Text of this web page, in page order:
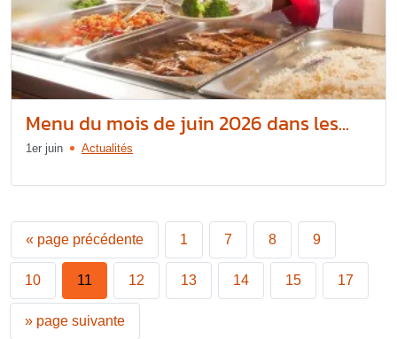
Menu du mois de juin 2026 dans les...
1er juin Actualités
« page précédente 1 7 8 9
10 11 12 13 14 15 17
» page suivante